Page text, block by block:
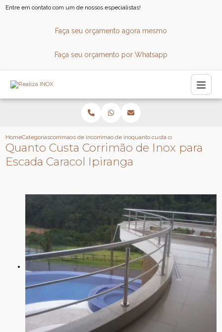
Entre em contato com um de nossos especialistas!
Faça seu orçamento agora mesmo
Faça seu orçamento por Whatsapp
HomeCategoriascorrimaos de inoxcorrimao de inoxquanto custa corrimao de inox
Quanto Custa Corrimão de Inox para
Escada Caracol Ipiranga